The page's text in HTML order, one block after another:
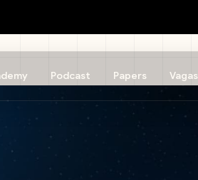
Podcast Papers Vagas